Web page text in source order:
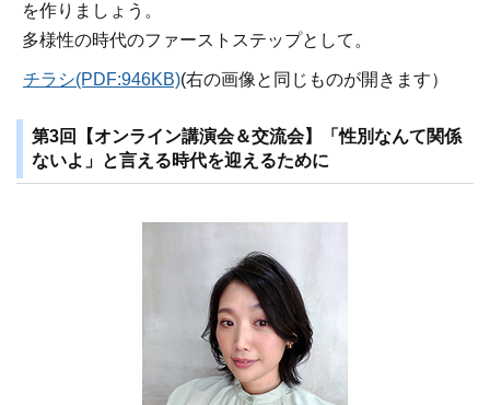
を作りましょう。
多様性の時代のファーストステップとして。
チラシ(PDF:946KB)(右の画像と同じものが開きます）
第3回【オンライン講演会＆交流会】「性別なんて関係
ないよ」と言える時代を迎えるために